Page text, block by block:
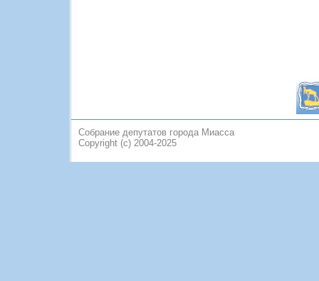
Собрание депутатов города Миасса
Copyright (c) 2004-2025